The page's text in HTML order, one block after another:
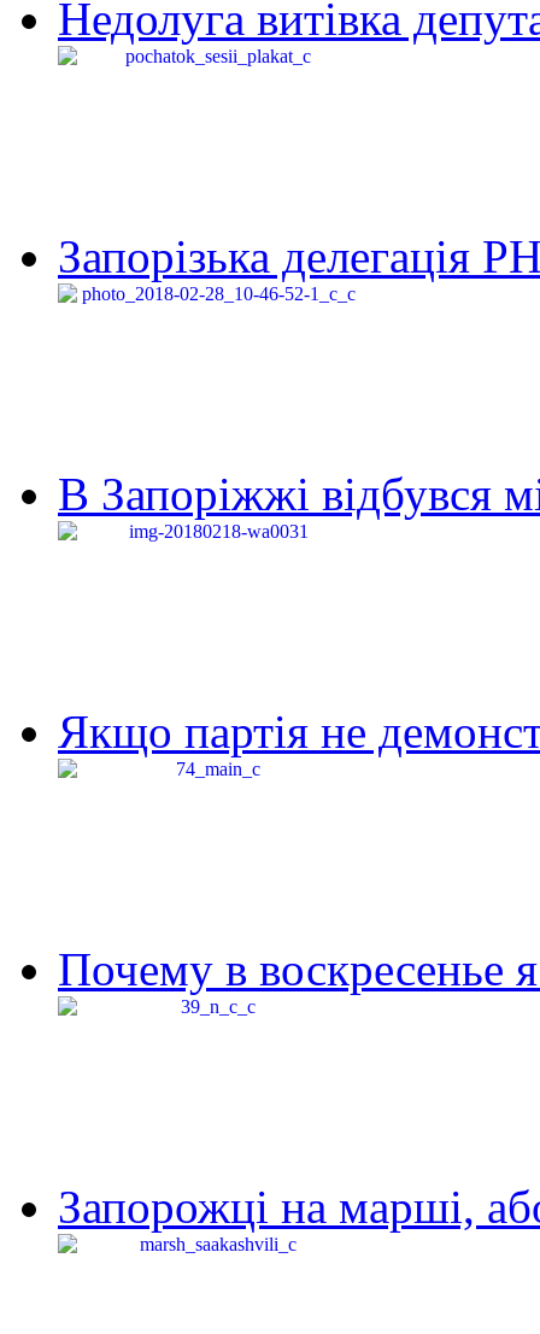
Недолуга витівка
Запорізька делегація
В Запоріжжі відбувся
Якщо партія не
Почему в воскресенье
Запорожці на марші,